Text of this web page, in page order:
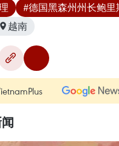
#德国黑森州州长鲍里
越南